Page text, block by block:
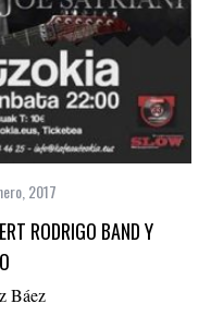
2017
RODRIGO BAND Y
Báez